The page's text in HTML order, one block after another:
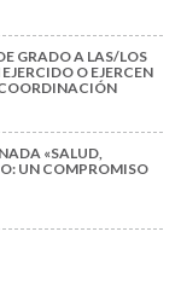
GRADO A LAS/LOS
O EJERCEN
«SALUD,
UN COMPROMISO